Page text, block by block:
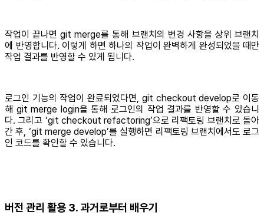
작업이 끝나면 git merge를 통해 브랜치의 변경 사항을 상위 브랜치
에 반영합니다. 이렇게 하면 하나의 작업이 완벽하게 완성되었을 때만
작업 결과를 반영할 수 있게 됩니다.
로그인 기능의 작업이 완료되었다면, git checkout develop로 이동
해 git merge login을 통해 로그인의 작업 결과를 반영할 수 있습니
다. 그리고 ‘git checkout refactoring’으로 리팩토링 브랜치로 돌아
간 후, ‘git merge develop’를 실행하면 리팩토링 브랜치에서도 로그
인 코드를 확인할 수 있습니다.
버전 관리 활용 3. 과거로부터 배우기